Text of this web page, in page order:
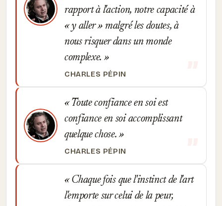
rapport à l'action, notre capacité à
« y aller » malgré les doutes, à
nous risquer dans un monde
complexe.
CHARLES PÉPIN
Toute confiance en soi est
confiance en soi accomplissant
quelque chose.
CHARLES PÉPIN
Chaque fois que l'instinct de l'art
l'emporte sur celui de la peur,